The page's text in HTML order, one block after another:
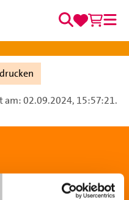
Suche
am: 02.09.2024, 15:57:21.